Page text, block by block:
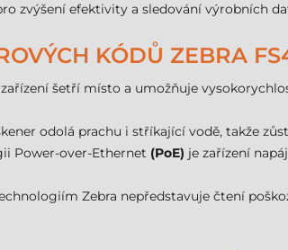
zvýšení efektivity a sledování výrobních
KÓDŮ ZEBRA
šetří místo a umožňuje
odolá prachu i stříkající vodě, takže
Power-over-Ethernet (PoE) je zařízení
Zebra nepředstavuje čtení